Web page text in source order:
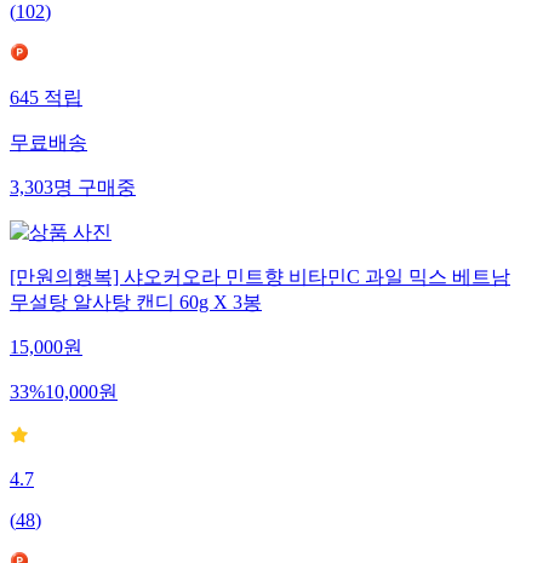
(102)
645 적립
무료배송
3,303명 구매중
[만원의행복] 샤오커오라 민트향 비타민C 과일 믹스 베트남
무설탕 알사탕 캔디 60g X 3봉
15,000원
33%10,000원
4.7
(48)